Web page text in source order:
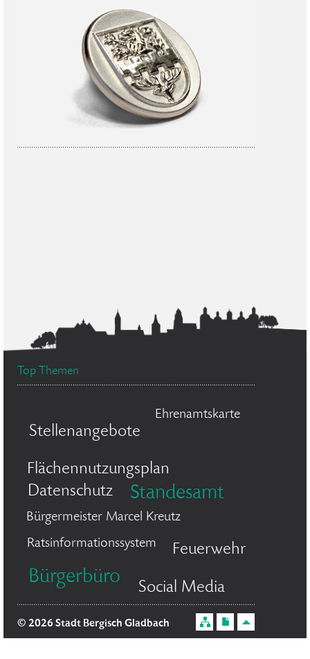
Top Themen
Stellenangebote
Ehrenamtskarte
Flächennutzungsplan
Datenschutz
Standesamt
Bürgermeister Marcel Kreutz
Ratsinformationssystem
Feuerwehr
Bürgerbüro Social Media
© 2026 Stadt Bergisch Gladbach